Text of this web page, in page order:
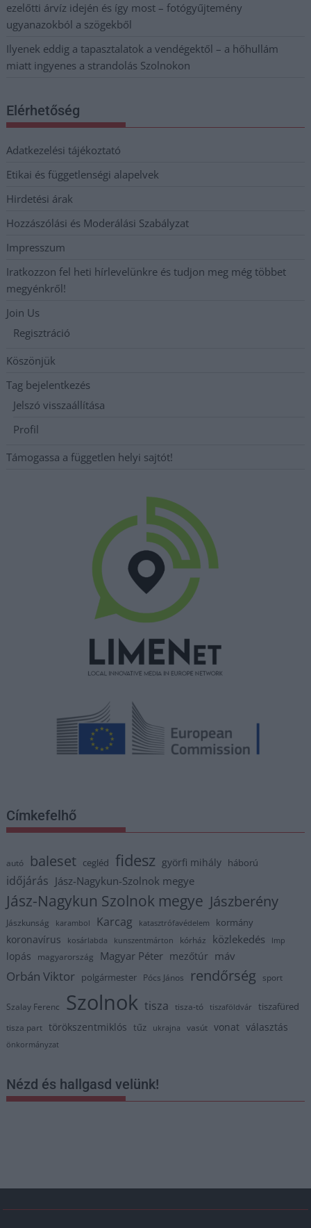
ezelőtti árvíz idején és így most – fotógyűjtemény
ugyanazokból a szögekből
Ilyenek eddig a tapasztalatok a vendégektől – a hőhullám
miatt ingyenes a strandolás Szolnokon
Elérhetőség
Adatkezelési tájékoztató
Etikai és függetlenségi alapelvek
Hirdetési árak
Hozzászólási és Moderálási Szabályzat
Impresszum
Iratkozzon fel heti hírlevelünkre és tudjon meg még többet
megyénkről!
Join Us
Regisztráció
Köszönjük
Tag bejelentkezés
Jelszó visszaállítása
Profil
Támogassa a független helyi sajtót!
Címkefelhő
autó baleset cegléd fidesz györfi mihály háború
időjárás Jász-Nagykun-Szolnok megye
Jász-Nagykun Szolnok megye Jászberény
Jászkunság karambol Karcag katasztrófavédelem kormány
koronavírus kosárlabda kunszentmárton kórház közlekedés lmp
lopás magyarország Magyar Péter mezőtúr máv
Orbán Viktor polgármester Pócs János rendőrség sport
Szalay Ferenc Szolnok tisza tisza-tó tiszaföldvár tiszafüred
tisza part törökszentmiklós tűz ukrajna vasút vonat választás
önkormányzat
Nézd és hallgasd velünk!